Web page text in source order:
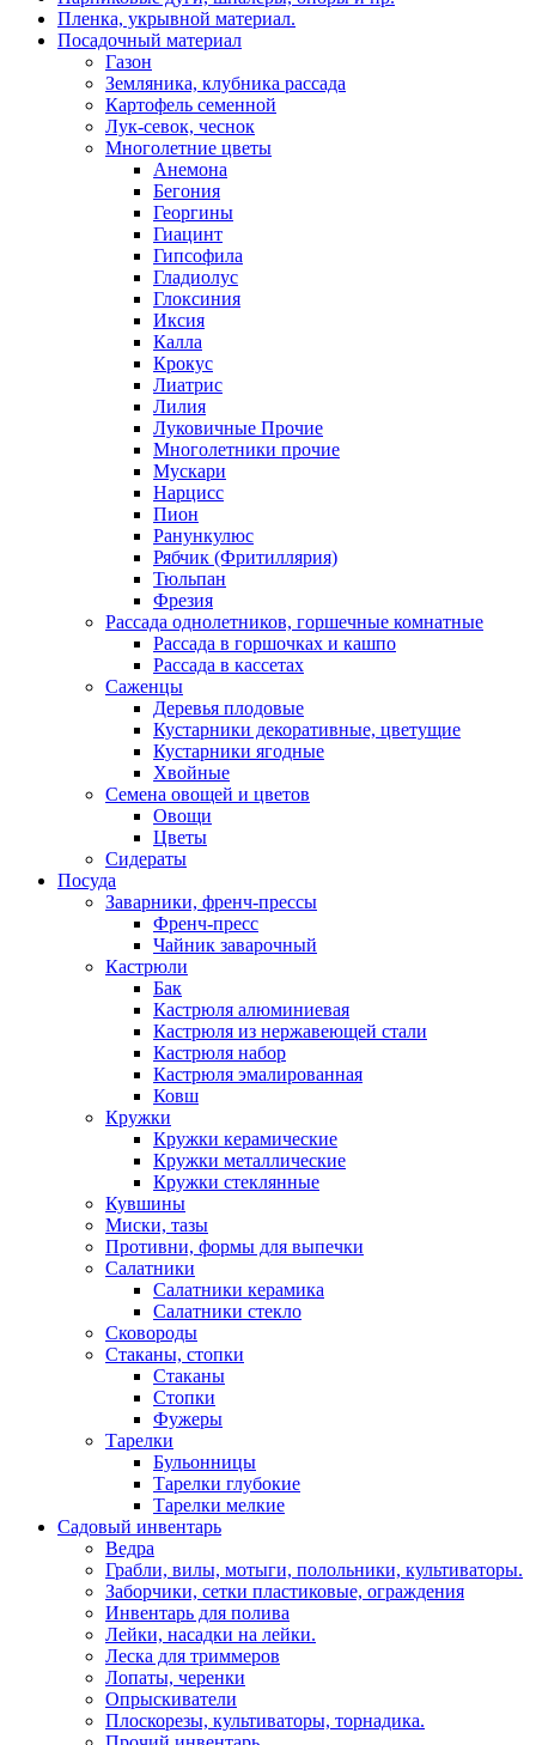
Пленка, укрывной материал.
Посадочный материал
Газон
Земляника, клубника рассада
Картофель семенной
Лук-севок, чеснок
Многолетние цветы
Анемона
Бегония
Георгины
Гиацинт
Гипсофила
Гладиолус
Глоксиния
Иксия
Калла
Крокус
Лиатрис
Лилия
Луковичные Прочие
Многолетники прочие
Мускари
Нарцисс
Пион
Ранункулюс
Рябчик (Фритиллярия)
Тюльпан
Фрезия
Рассада однолетников, горшечные комнатные
Рассада в горшочках и кашпо
Рассада в кассетах
Саженцы
Деревья плодовые
Кустарники декоративные, цветущие
Кустарники ягодные
Хвойные
Семена овощей и цветов
Овощи
Цветы
Сидераты
Посуда
Заварники, френч-прессы
Френч-пресс
Чайник заварочный
Кастрюли
Бак
Кастрюля алюминиевая
Кастрюля из нержавеющей стали
Кастрюля набор
Кастрюля эмалированная
Ковш
Кружки
Кружки керамические
Кружки металлические
Кружки стеклянные
Кувшины
Миски, тазы
Противни, формы для выпечки
Салатники
Салатники керамика
Салатники стекло
Сковороды
Стаканы, стопки
Стаканы
Стопки
Фужеры
Тарелки
Бульонницы
Тарелки глубокие
Тарелки мелкие
Садовый инвентарь
Ведра
Грабли, вилы, мотыги, полольники, культиваторы.
Заборчики, сетки пластиковые, ограждения
Инвентарь для полива
Лейки, насадки на лейки.
Леска для триммеров
Лопаты, черенки
Опрыскиватели
Плоскорезы, культиваторы, торнадика.